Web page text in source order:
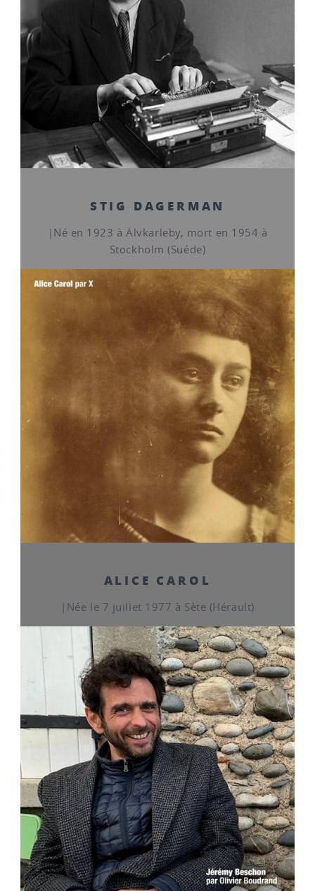
STIG DAGERMAN
|Né en 1923 à Älvkarleby, mort en 1954 à
Stockholm (Suéde)
ALICE CAROL
|Née le 7 juillet 1977 à Sète (Hérault)